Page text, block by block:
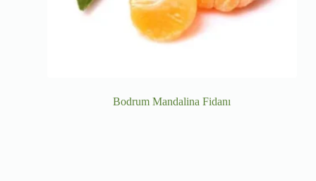
Bodrum Mandalina Fidanı